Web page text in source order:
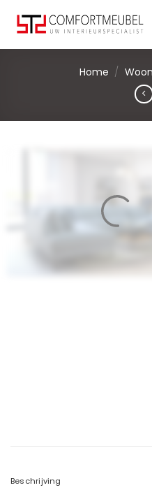
content
Home /
Beschrijving